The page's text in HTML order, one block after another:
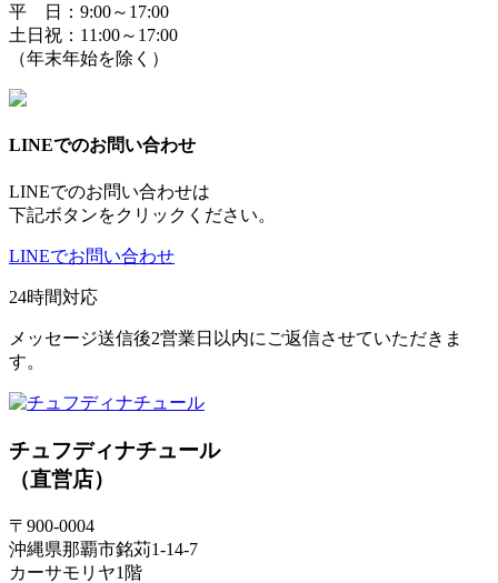
平 日：9:00～17:00
土日祝：11:00～17:00
（年末年始を除く）
LINEでのお問い合わせ
LINEでのお問い合わせは
下記ボタンをクリックください。
LINEでお問い合わせ
24時間対応
メッセージ送信後2営業日以内にご返信させていただきま
す。
チュフディナチュール
（直営店）
〒900-0004
沖縄県那覇市銘苅1-14-7
カーサモリヤ1階